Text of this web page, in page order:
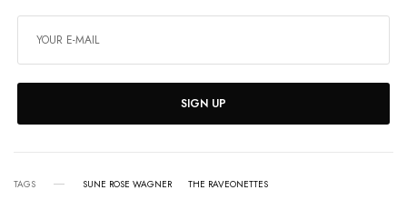
SIGN UP
TAGS SUNE ROSE WAGNER THE RAVEONETTES